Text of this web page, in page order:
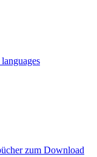
zum Download